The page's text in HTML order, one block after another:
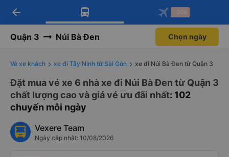
Tải app Vexere ngay!
Nhận ưu đãi thành viên độc
Mở app
Tải app Vexere
-30k/ghế khi đặt vé máy bay qua
Mở app
arrow_back -30k
Quận 3 Núi Bà Đen Chọn ngày
Vé xe khách xe đi Tây Ninh từ Sài Gòn xe đi Núi Bà Đen từ Quận 3
Đặt mua vé xe 6 nhà xe đi Núi Bà Đen từ Quận 3
chất lượng cao và giá vé ưu đãi nhất: 102
chuyến mỗi ngày
Vexere Team
Ngày cập nhật: 10/08/2026